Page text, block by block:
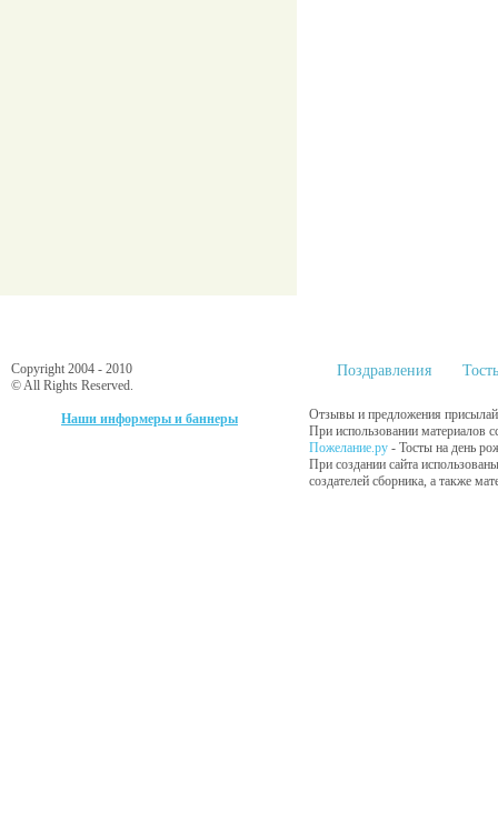
Copyright 2004 - 2010
© All Rights Reserved.
Наши информеры и баннеры
Поздравления
Отзывы и предложения
При использовании материалов
Пожелание.ру - Тосты на день
При создании сайта
создателей сборника, а также